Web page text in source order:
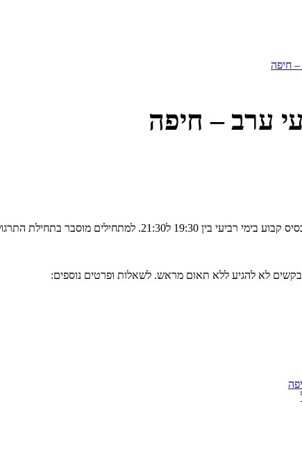
– חיפה
ערב – חיפה
בתחילת התרגול מה זה זן, איך עושים מדיטציה.
ללא תאום מראש. לשאלות ופרטים נוספים: 053-431-9816 (עופר), או 050-789-8470 (אורי)